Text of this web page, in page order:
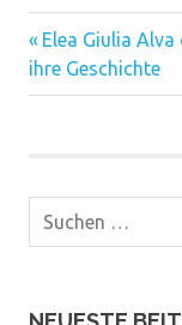
Vorheriger
Beitrag:
Elea Giulia Alva
ihre Geschichte